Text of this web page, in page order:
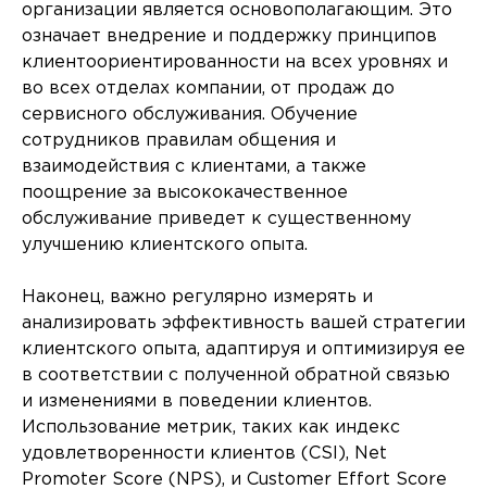
организации является основополагающим. Это
означает внедрение и поддержку принципов
клиентоориентированности на всех уровнях и
во всех отделах компании, от продаж до
сервисного обслуживания. Обучение
сотрудников правилам общения и
взаимодействия с клиентами, а также
поощрение за высококачественное
обслуживание приведет к существенному
улучшению клиентского опыта.
Наконец, важно регулярно измерять и
анализировать эффективность вашей стратегии
клиентского опыта, адаптируя и оптимизируя ее
в соответствии с полученной обратной связью
и изменениями в поведении клиентов.
Использование метрик, таких как индекс
удовлетворенности клиентов (CSI), Net
Promoter Score (NPS), и Customer Effort Score